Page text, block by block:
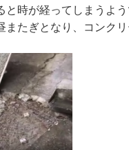
と時が経ってしまうよう
またぎとなり、コンクリ